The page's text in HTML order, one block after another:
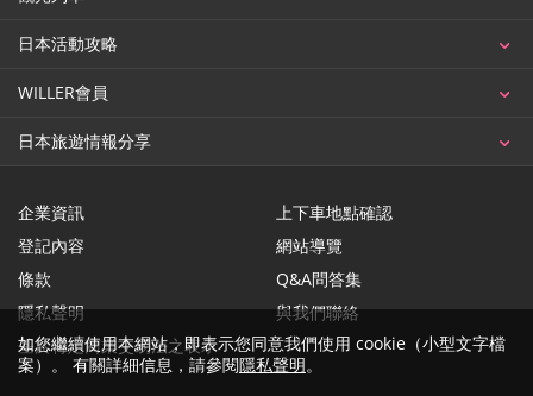
日本活動攻略
WILLER會員
日本旅遊情報分享
企業資訊
登記內容
條款
隱私聲明
基於特定商業交易法之表示
上下車地點確認
網站導覽
Q&A問答集
與我們聯絡
如您繼續使用本網站，即表示您同意我們使用 cookie（小型文字檔
案）。 有關詳細信息，請參閱隱私聲明。